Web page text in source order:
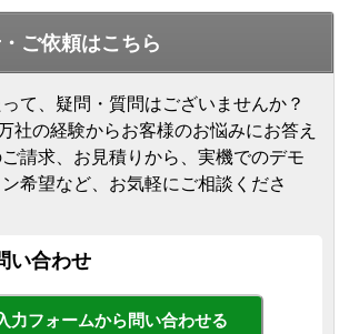
ご依頼はこちら
て、疑問・質問はございませんか？
社の経験からお客様のお悩みにお答え
請求、お見積りから、実機でのデモ
希望など、お気軽にご相談くださ
い合わせ
力フォームから問い合わせる